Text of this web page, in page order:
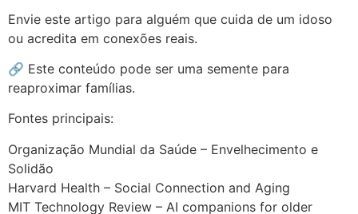
Envie este artigo para alguém que cuida de um idoso
ou acredita em conexões reais.
🔗 Este conteúdo pode ser uma semente para
reaproximar famílias.
Fontes principais:
Organização Mundial da Saúde – Envelhecimento e
Solidão
Harvard Health – Social Connection and Aging
MIT Technology Review – AI companions for older